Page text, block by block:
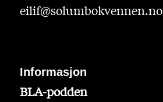
eilif@solumbokvennen.no
Informasjon
BLA-podden